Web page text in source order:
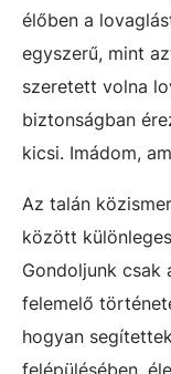
élőben a
egyszerű, mint
szeretett volna
biztonságban
kicsi. Imádom,
Az talán
között
Gondoljunk csak
felemelő
hogyan